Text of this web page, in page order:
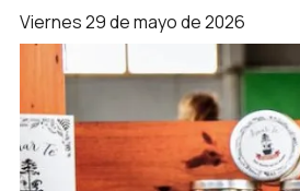
viernes 29 de mayo de 2026